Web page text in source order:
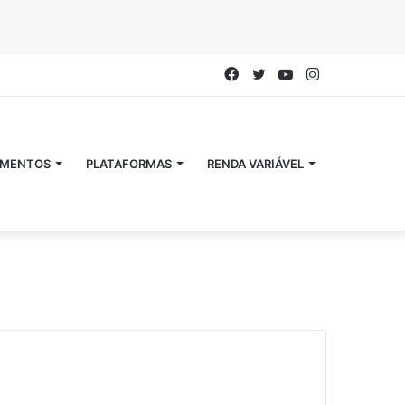
YouTube
Twitter
Facebook
PLATAFORMAS RENDA VARIÁVEL